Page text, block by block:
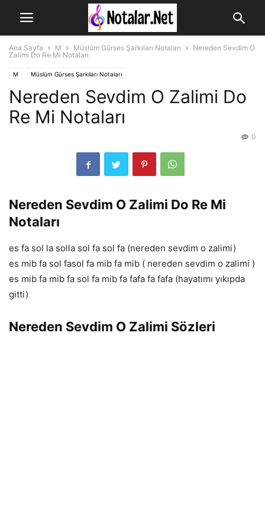
Ana Sayfa M Müslüm Gürses Şarkıları Notaları
Nereden Sevdim O
Zalimi Do Re Mi Notaları
M Müslüm Gürses Şarkıları Notaları
Nereden Sevdim O Zalimi Do
Re Mi Notaları
0
Nereden Sevdim O Zalimi Do Re Mi
Notaları
es fa sol la solla sol fa sol fa (nereden sevdim o zalimi)
es mib fa sol fasol fa mib fa mib ( nereden sevdim o zalimi )
es mib fa mib fa sol fa mib fa fafa fa fafa (hayatımı yıkıpda
gitti)
Nereden Sevdim O Zalimi Sözleri